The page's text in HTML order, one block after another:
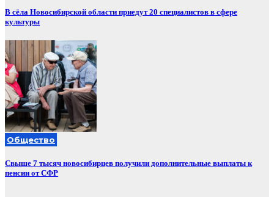
В сёла Новосибирской области приедут 20 специалистов в сфере
культуры
Общество
Свыше 7 тысяч новосибирцев получили дополнительные выплаты к
пенсии от СФР